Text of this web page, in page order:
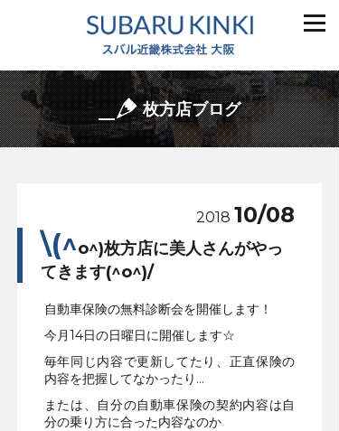
枚方店ブログ
2018 10/08
\(^o^)枚方店に美人さんがやっ
てきます(^o^)/
自動車保険の無料診断会を開催します！
今月14日の日曜日に開催します☆
毎年同じ内容で更新してたり、正直保険の
内容を把握してなかったり…
または、自分の自動車保険の契約内容は自
分の乗り方に合った内容なのか